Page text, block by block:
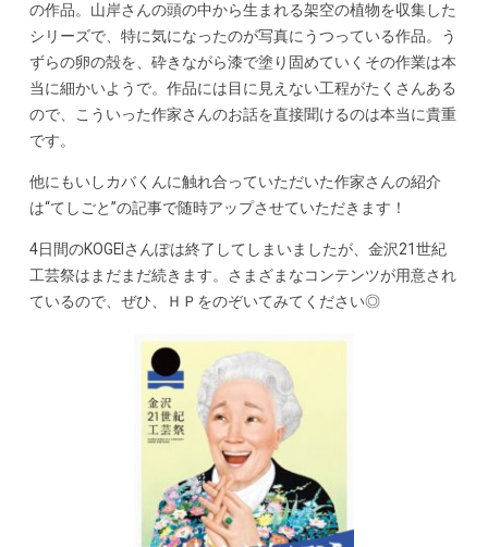
の作品。山岸さんの頭の中から生まれる架空の植物を収集した
シリーズで、特に気になったのが写真にうつっている作品。う
ずらの卵の殻を、砕きながら漆で塗り固めていくその作業は本
当に細かいようで。作品には目に見えない工程がたくさんある
ので、こういった作家さんのお話を直接聞けるのは本当に貴重
です。
他にもいしカバくんに触れ合っていただいた作家さんの紹介
は“てしごと”の記事で随時アップさせていただきます！
4日間のKOGEIさんぽは終了してしまいましたが、金沢21世紀
工芸祭はまだまだ続きます。さまざまなコンテンツが用意され
ているので、ぜひ、ＨＰをのぞいてみてください◎